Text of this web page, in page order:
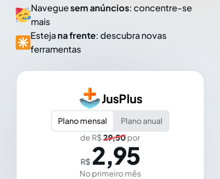
Naveguesem anúncios: concentre-se
mais
Esteja na frente: descubra novas
ferramentas
JusPlus
Plano mensal
Plano anual
de R$29,50por
R$ 2,95
No primeiro mês